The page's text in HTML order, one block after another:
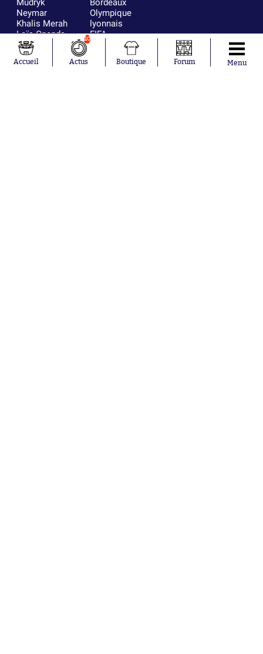
Neymar
Khalis Merah
Loïs Openda
Moussa
Niakhaté
Nicolás
Olympique
lyonnais
FIFA
Real Madrid
RC Strasbourg
AC Milan
Accueil
10
Actus Boutique Forum Menu